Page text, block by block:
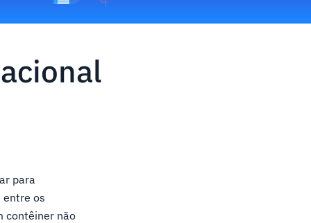
para
entre os
contêiner não